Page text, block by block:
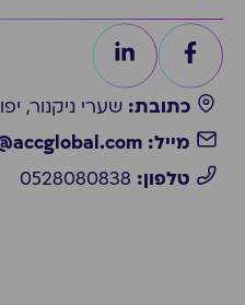
כתובת: שערי ניקנור, יפו
מייל: l.alkolombra@accglobal.com
טלפון: